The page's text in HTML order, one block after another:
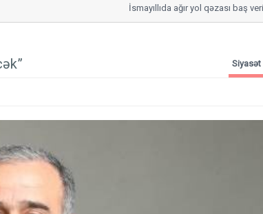
İsmayıllıda ağır yol qəzası baş
Siyasət